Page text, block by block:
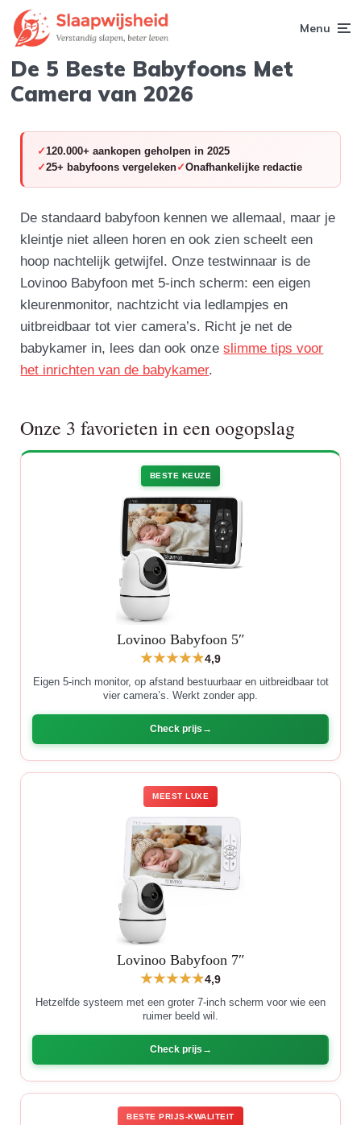
Menu
De 5 Beste Babyfoons Met
Camera van 2026
120.000+ aankopen geholpen in 2025
25+ babyfoons vergeleken
Onafhankelijke redactie
De standaard babyfoon kennen we allemaal, maar je
kleintje niet alleen horen en ook zien scheelt een
hoop nachtelijk getwijfel. Onze testwinnaar is de
Lovinoo Babyfoon met 5-inch scherm: een eigen
kleurenmonitor, nachtzicht via ledlampjes en
uitbreidbaar tot vier camera’s. Richt je net de
babykamer in, lees dan ook onzeslimme tips voor
het inrichten van de babykamer.
Onze 3 favorieten in een oogopslag
BESTE KEUZE
Lovinoo Babyfoon 5″
4,9
Eigen 5-inch monitor, op afstand bestuurbaar en uitbreidbaar tot
vier camera’s. Werkt zonder app.
Check prijs
MEEST LUXE
Lovinoo Babyfoon 7″
4,9
Hetzelfde systeem met een groter 7-inch scherm voor wie een
ruimer beeld wil.
Check prijs
BESTE PRIJS-KWALITEIT